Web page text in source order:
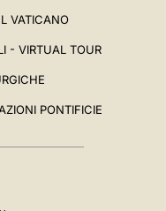
VATICANO
- VIRTUAL TOUR
PONTIFICIE